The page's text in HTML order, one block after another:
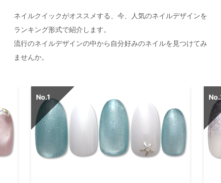
ネイルクイックがオススメする、今、人気のネイルデザインを
ランキング形式で紹介します。
流行のネイルデザインの中から自分好みのネイルを見つけてみ
ませんか。